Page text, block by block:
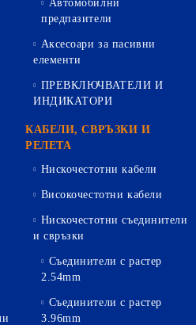
Автомобилни
предпазители
Аксесоари за пасивни
елементи
ПРЕВКЛЮЧВАТЕЛИ И
ИНДИКАТОРИ
КАБЕЛИ, СВРЪЗКИ И
РЕЛЕТА
Нискочестотни кабели
Високочестотни кабели
Нискочестотни съединители
и свръзки
Съединители с растер
2.54mm
Съединители с растер
3.96mm